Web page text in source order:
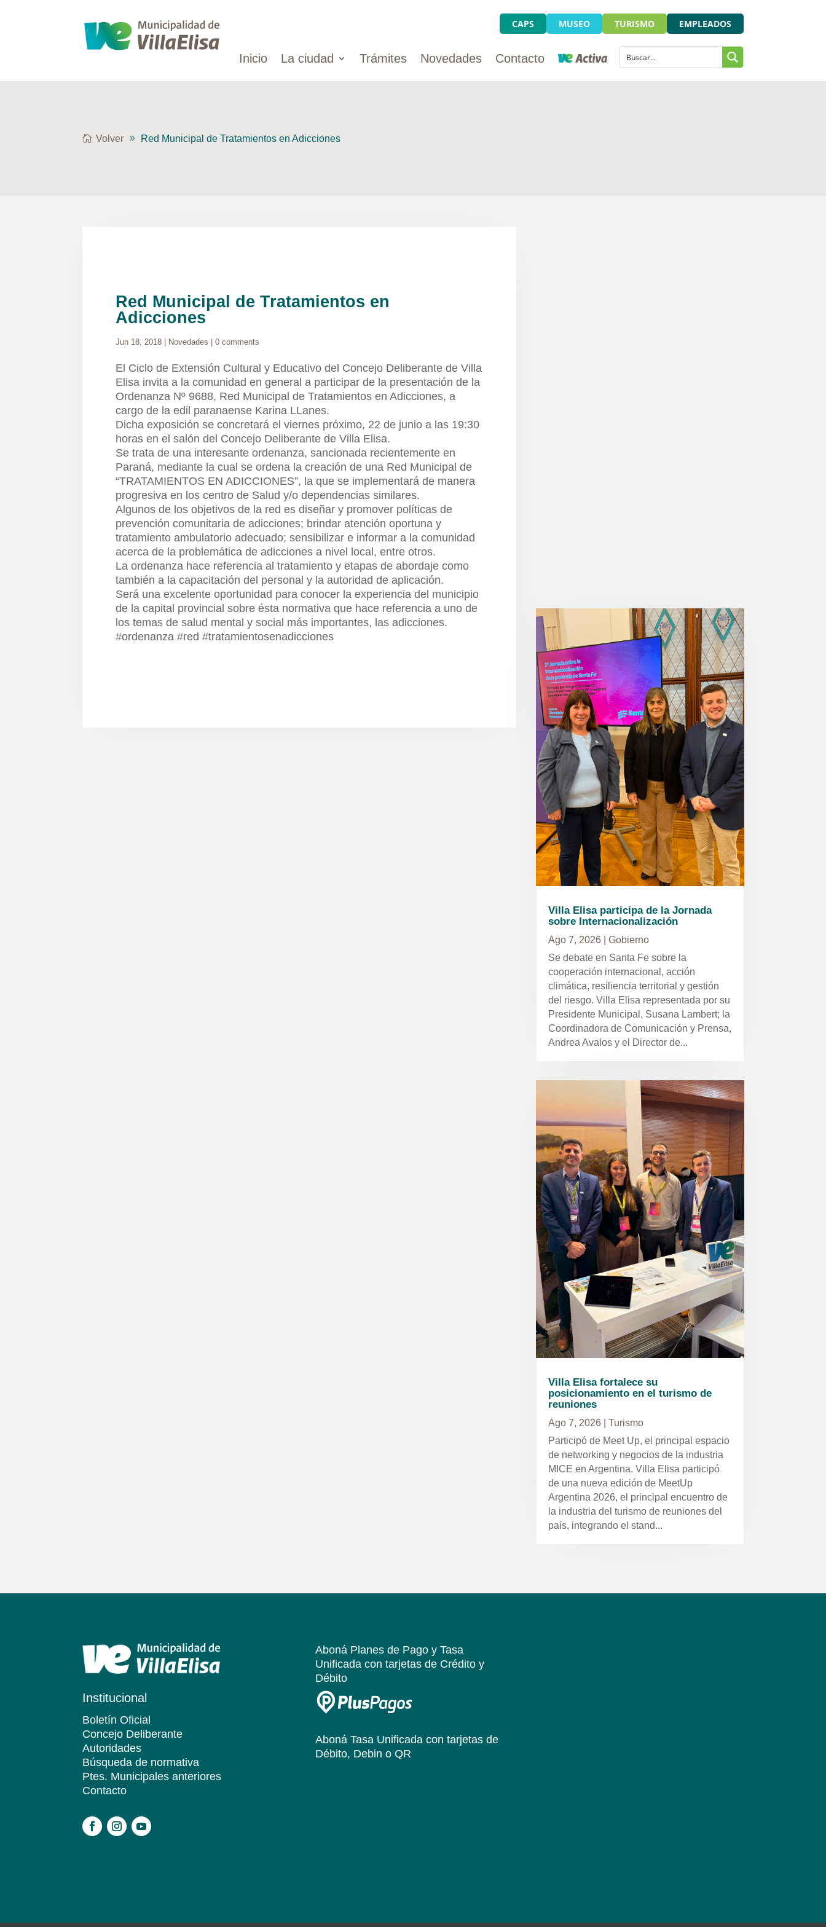
CAPS MUSEO TURISMO EMPLEADOS
Inicio La ciudad Trámites Novedades Contacto
Volver Red Municipal de Tratamientos en Adicciones
Red Municipal de Tratamientos en
Adicciones
Jun 18, 2018 Novedades |0 comments
El Ciclo de Extensión Cultural y Educativo del Concejo Deliberante de Villa
Elisa invita a la comunidad en general a participar de la presentación de la
Ordenanza Nº 9688, Red Municipal de Tratamientos en Adicciones, a
cargo de la edil paranaense Karina LLanes.
Dicha exposición se concretará el viernes próximo, 22 de junio a las 19:30
horas en el salón del Concejo Deliberante de Villa Elisa.
Se trata de una interesante ordenanza, sancionada recientemente en
Paraná, mediante la cual se ordena la creación de una Red Municipal de
“TRATAMIENTOS EN ADICCIONES”, la que se implementará de manera
progresiva en los centro de Salud y/o dependencias similares.
Algunos de los objetivos de la red es diseñar y promover políticas de
prevención comunitaria de adicciones; brindar atención oportuna y
tratamiento ambulatorio adecuado; sensibilizar e informar a la comunidad
acerca de la problemática de adicciones a nivel local, entre otros.
La ordenanza hace referencia al tratamiento y etapas de abordaje como
también a la capacitación del personal y la autoridad de aplicación.
Será una excelente oportunidad para conocer la experiencia del municipio
de la capital provincial sobre ésta normativa que hace referencia a uno de
los temas de salud mental y social más importantes, las adicciones.
#ordenanza #red #tratamientosenadicciones
Villa Elisa participa de la Jornada
sobre Internacionalización
Ago 7, 2026| Gobierno
Se debate en Santa Fe sobre la
cooperación internacional, acción
climática, resiliencia territorial y gestión
del riesgo. Villa Elisa representada por su
Presidente Municipal, Susana Lambert; la
Coordinadora de Comunicación y Prensa,
Andrea Avalos y el Director de...
Villa Elisa fortalece su
posicionamiento en el turismo de
reuniones
Ago 7, 2026| Turismo
Participó de Meet Up, el principal espacio
de networking y negocios de la industria
MICE en Argentina. Villa Elisa participó
de una nueva edición de MeetUp
Argentina 2026, el principal encuentro de
la industria del turismo de reuniones del
país, integrando el stand...
Institucional
Boletín Oficial
Concejo Deliberante
Autoridades
Búsqueda de normativa
Ptes. Municipales anteriores
Contacto
Aboná Planes de Pago y Tasa
Unificadacon tarjetas de Crédito y
Débito
Aboná Tasa Unificadacon tarjetas de
Débito, Debin o QR